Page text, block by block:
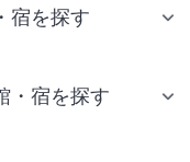
宿を探す
・宿を探す